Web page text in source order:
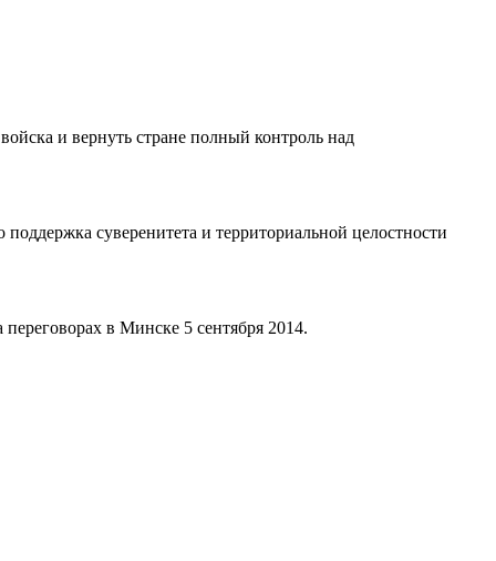
и вернуть стране полный контроль над
суверенитета и территориальной целостности
в Минске 5 сентября 2014.